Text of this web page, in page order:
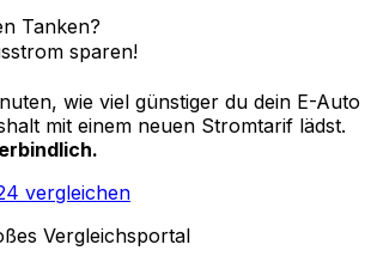
Tanken?
sparen!
wie viel günstiger du dein E-Auto
mit einem neuen Stromtarif lädst.
vergleichen
Vergleichsportal